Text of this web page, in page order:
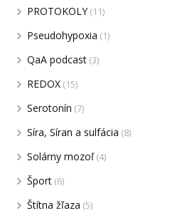
PROTOKOLY(11)
Pseudohypoxia (1)
QaA podcast (3)
REDOX (15)
Serotonín (7)
Síra, Síran a sulfácia (8)
Solárny mozoľ(4)
Šport (6)
Štítna žľaza (5)